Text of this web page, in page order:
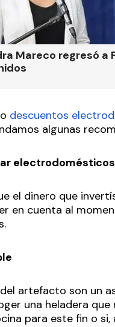
Mareco regresó
descuentos
algunas
el dinero que
en cuenta al
artefacto son un
una heladera
para este fin o